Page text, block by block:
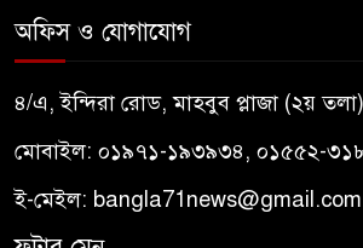
অফিস ও যোগাযোগ
৪/এ, ইন্দিরা রোড, মাহবুব প্লাজা (২য় তলা)
মোবাইল: ০১৯৭১-১৯৩৯৩৪, ০১৫৫২-
ই-মেইল: bangla71news@gmail.com